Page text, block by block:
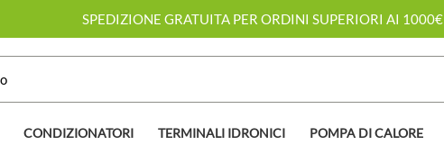
SPEDIZIONE GRATUITA PER ORDINI SUPERIORI AI 1000€
CONDIZIONATORI TERMINALI IDRONICI POMPA DI CALORE